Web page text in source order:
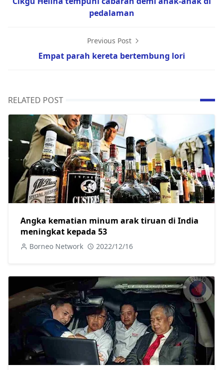
pedalaman
Previous Post
Empat parah kereta bertembung lori
RELATED POST
Angka kematian minum arak tiruan di India
meningkat kepada 53
Borneo Network 2022/12/16